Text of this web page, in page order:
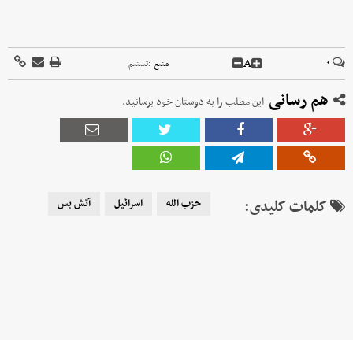
۰ A منبع :تسنیم
هم رسانی این مطلب را به دوستان خود برسانید.
کلمات کلیدی: حزب الله اسرائیل آتش بس